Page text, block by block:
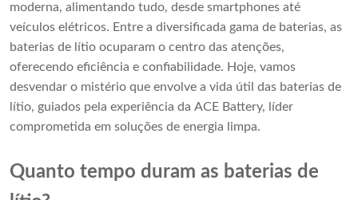
moderna, alimentando tudo, desde smartphones até
veículos elétricos. Entre a diversificada gama de baterias, as
baterias de lítio ocuparam o centro das atenções,
oferecendo eficiência e confiabilidade. Hoje, vamos
desvendar o mistério que envolve a vida útil das baterias de
lítio, guiados pela experiência da ACE Battery, líder
comprometida em soluções de energia limpa.
Quanto tempo duram as baterias de